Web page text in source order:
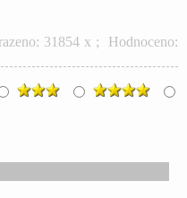
31854 x ; Hodnoceno: